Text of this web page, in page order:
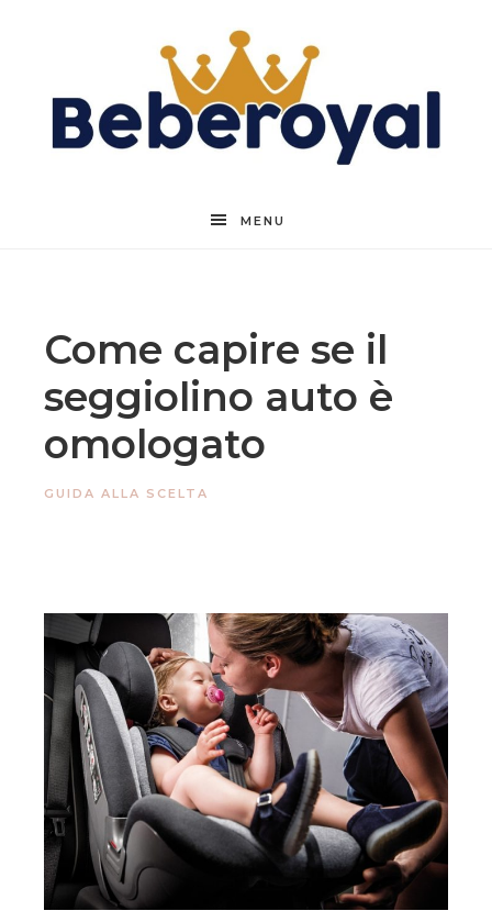
Beberoyal
MENU
Come capire se il
seggiolino auto è
omologato
GUIDA ALLA SCELTA